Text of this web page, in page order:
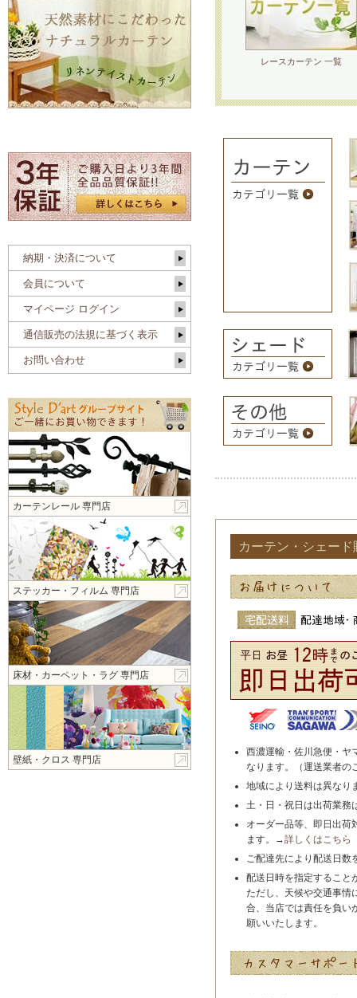
レースカーテン 一覧
カーテン・シェー
西濃運輸・佐川急便・ヤ
なります。（運送業者の
地域により送料は異なり
土・日・祝日は出荷業務
オーダー品等、即日出荷
ます。→詳しくはこちら
ご配達先により配送日数
配送日時を指定すること
ただし、天候や交通事情
合、当店では責任を負い
願いいたします。
納期・決済について
会員について
マイページ ログイン
通信販売の法規に基づく表示
お問い合わせ
カーテンレール 専門店
ステッカー・フィルム 専門店
床材・カーペット・ラグ 専門店
壁紙・クロス 専門店